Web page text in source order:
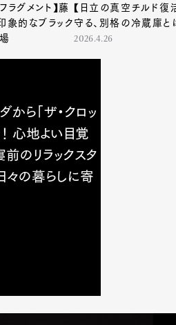
グメント】藤
象的なブラック
【日立の真空チルド復
守る、別格の冷蔵庫と
2026.4.26
から「ザ・クロッ
心地よい目覚
のリラックスタ
々の暮らしに寄